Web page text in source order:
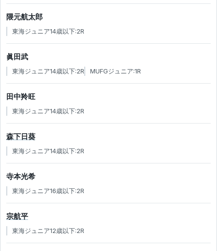
隈元航太郎
東海ジュニア14歳以下:2R
眞田武
東海ジュニア14歳以下:2R MUFGジュニア:1R
田中羚旺
東海ジュニア14歳以下:2R
森下日葵
東海ジュニア14歳以下:2R
寺本光希
東海ジュニア16歳以下:2R
宗航平
東海ジュニア12歳以下:2R